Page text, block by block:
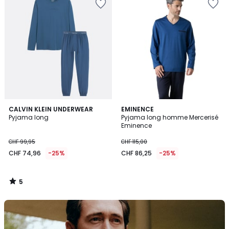
CALVIN KLEIN UNDERWEAR
Pyjama long
CHF 99,95
CHF 74,96 -25%
5
/
5
/
EMINENCE
Pyjama long homme Mercerisé
Eminence
CHF 115,00
CHF 86,25 -25%
Découvrez
la
marque